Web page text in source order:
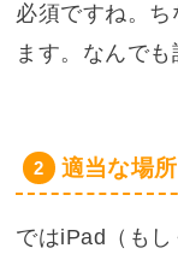
必須ですね。
ます。なんでも
適当な場
ではiPad（も